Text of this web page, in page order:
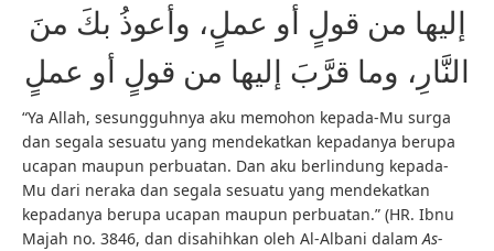
إليها من قولٍ أو عملٍ، وأعوذُ بكَ منَ
النَّارِ، وما قرَّبَ إليها من قولٍ أو عملٍ
“Ya Allah, sesungguhnya aku memohon kepada-Mu surga
dan segala sesuatu yang mendekatkan kepadanya berupa
ucapan maupun perbuatan. Dan aku berlindung kepada-
Mu dari neraka dan segala sesuatu yang mendekatkan
kepadanya berupa ucapan maupun perbuatan.” (HR. Ibnu
Majah no. 3846, dan disahihkan oleh Al-Albani dalamAs-